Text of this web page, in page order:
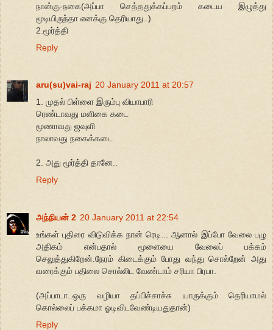
நான்கு-நகை(அப்பா செத்ததுக்கப்பறம் கடைய இழுத்து
மூடியிருந்தா எனக்கு தெரியாது..)
2.மூர்த்தி
Reply
aru(su)vai-raj 20 January 2011 at 20:57
1. முதல் பிள்ளை இரும்பு வியாபாரி
ரெண்டாவது மளிகை கடை
மூணாவது ஜவுளி
நாலாவது நகைக்கடை
2. அது மூர்த்தி தானே..
Reply
அந்நியன் 2 20 January 2011 at 22:54
உங்கள் புதிரை விடுவிக்க நான் ரெடி... ஆனால் இப்போ வேலை பழு
அதிகம் என்பதால் மூளையை வேலைப் பக்கம்
செலுத்துகிறேன்.நேரம் கிடைக்கும் போது வந்து சொல்றேன் அது
வரைக்கும் பதிலை சொல்லிட வேண்டாம் சரியா பிரபா.
(அப்பாடா..ஒரு வழியா தப்பிச்சாச்சு யாருக்கும் தெரியாமல்
கொல்லைப் பக்கமா ஓடிவிடவேண்டியதுதான்)
Reply